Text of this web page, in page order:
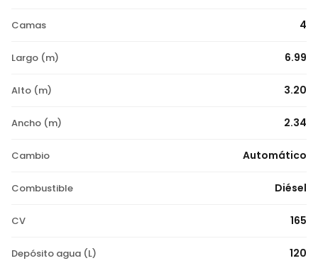
Camas 4
Largo (m) 6.99
Alto (m) 3.20
Ancho (m) 2.34
Cambio Automático
Combustible Diésel
CV 165
Depósito agua (L) 120